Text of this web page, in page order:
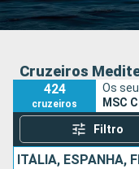
Cidades
Cruzeiros
424
cruzeiros
Os
MSC
Filtro
ITÁLIA, ESPANHA,